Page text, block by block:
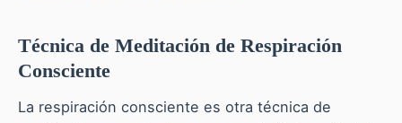
Técnica de Meditación de Respiración
Consciente
La respiración consciente es otra técnica de